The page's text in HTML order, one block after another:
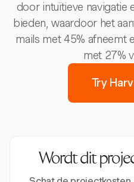
door intuïtieve navigatie
bieden, waardoor het
mails met 45% afneemt
met 27%
Try
Wordt dit